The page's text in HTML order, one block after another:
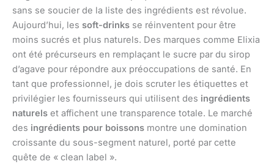
sans se soucier de la liste des ingrédients est révolue.
Aujourd’hui, les soft-drinks se réinventent pour être
moins sucrés et plus naturels. Des marques comme Elixia
ont été précurseurs en remplaçant le sucre par du sirop
d’agave pour répondre aux préoccupations de santé. En
tant que professionnel, je dois scruter les étiquettes et
privilégier les fournisseurs qui utilisent des ingrédients
naturels et affichent une transparence totale. Le marché
des ingrédients pour boissons montre une domination
croissante du sous-segment naturel, porté par cette
quête de « clean label ».